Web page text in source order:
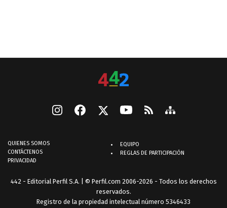
QUIENES SOMOS
CONTÁCTENOS
PRIVACIDAD
EQUIPO
REGLAS DE PARTICIPACIÓN
442 - Editorial Perfil S.A. | © Perfil.com 2006-2026 - Todos los derechos
reservados.
Registro de la propiedad intelectual número 5346433